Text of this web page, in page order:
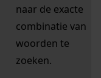
naar de exacte
combinatie van
woorden te
zoeken.